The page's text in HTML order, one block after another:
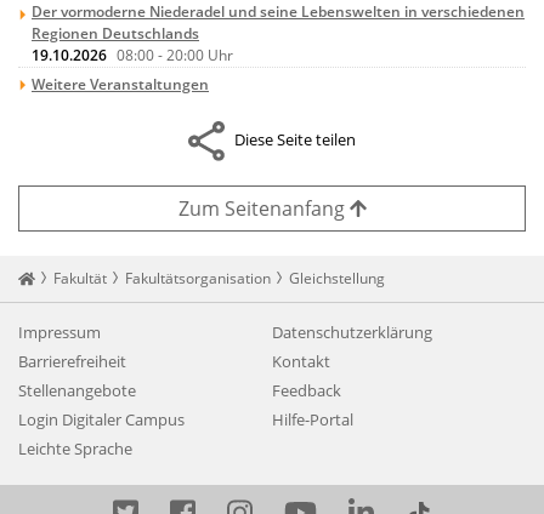
Der vormoderne Niederadel und seine Lebenswelten in verschiedenen
Regionen Deutschlands
19.10.2026 08:00-20:00 Uhr
Weitere Veranstaltungen
Diese Seite teilen
Zum Seitenanfang
Startseite
Fakultät Fakultätsorganisation Gleichstellung
Impressum
Datenschutzerklärung
Barrierefreiheit
Kontakt
Stellenangebote
Feedback
Login Digitaler Campus
Hilfe-Portal
Leichte Sprache